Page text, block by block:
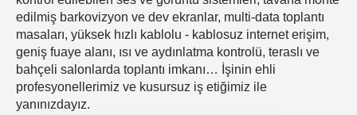
edilmiş barkovizyon ve dev ekranlar, multi-data toplantı
masaları, yüksek hızlı kablolu - kablosuz internet erişim,
geniş fuaye alanı, ısı ve aydınlatma kontrolü, teraslı ve
bahçeli salonlarda toplantı imkanı… İşinin ehli
profesyonellerimiz ve kusursuz iş etiğimiz ile
yanınızdayız.